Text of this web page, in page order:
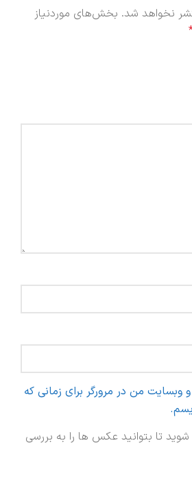
نخواهد شد. بخش‌های موردنیاز
وبسایت من در مرورگر برای زمانی که
تا بتوانید عکس ها را به بررسی